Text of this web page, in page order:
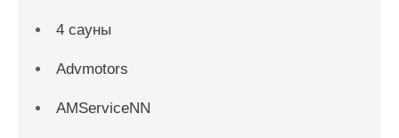
4 сауны
Advmotors
AMServiceNN